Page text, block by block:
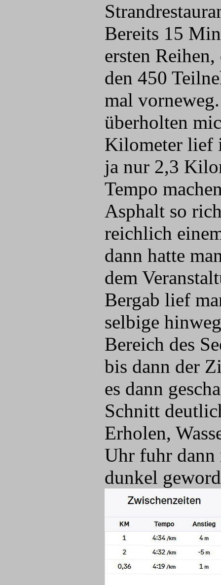
Bereits 15
ersten
den 450
mal
überholten
Kilometer lief
ja nur 2,3
Tempo
Asphalt so
reichlich
dann hatte
dem
Bergab lief
selbige
Bereich des
bis dann der
es dann
Schnitt
Erholen,
Uhr fuhr dann
dunkel